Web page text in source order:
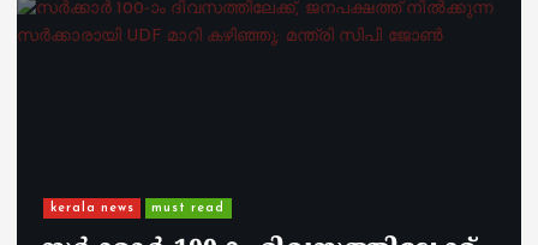
kerala news must read